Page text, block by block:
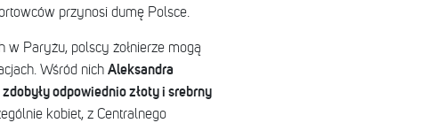
przynosi dumę Polsce.
w Paryżu, polscy żołnierze mogą
Wśród nich Aleksandra
odpowiednio złoty i srebrny
kobiet, z Centralnego